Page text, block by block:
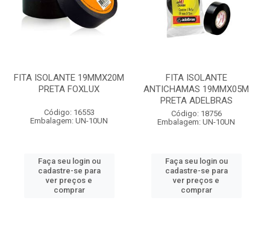
FITA ISOLANTE 19MMX20M
PRETA FOXLUX
Código: 16553
Embalagem: UN-10UN
Faça seu login ou
cadastre-se para
ver preços e
comprar
FITA ISOLANTE
ANTICHAMAS 19MMX05M
PRETA ADELBRAS
Código: 18756
Embalagem: UN-10UN
Faça seu login ou
cadastre-se para
ver preços e
comprar